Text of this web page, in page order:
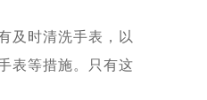
及时清洗手表，以
表等措施。只有这